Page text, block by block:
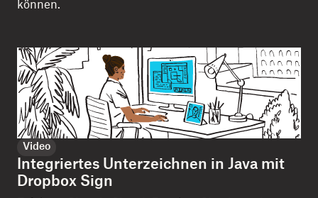
können.
Video
Integriertes Unterzeichnen in Java mit
Dropbox Sign